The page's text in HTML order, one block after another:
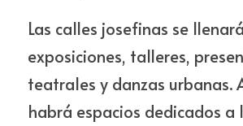
Las calles josefinas se
exposiciones, talleres,
teatrales y danzas urbanas.
habrá espacios dedicados